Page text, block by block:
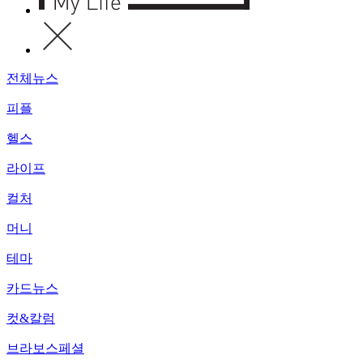
전체뉴스
피플
헬스
라이프
컬처
머니
테마
카드뉴스
컷&칼럼
브라보스페셜